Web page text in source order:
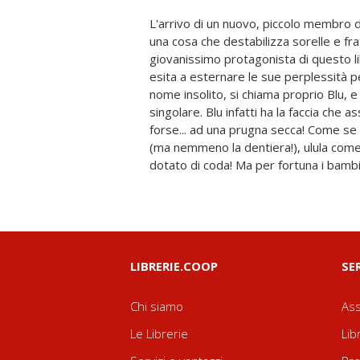
L'arrivo di un nuovo, piccolo membro
una cosa che destabilizza sorelle e
giovanissimo protagonista di questo
esita a esternare le sue perplessità
nome insolito, si chiama proprio Blu,
singolare. Blu infatti ha la faccia che
forse... ad una prugna secca! Come
(ma nemmeno la dentiera!), ulula
dotato di coda! Ma per fortuna i
aggiustano fino a diventare
è un regalo perfetto per ogni neogenitore,
alle prese con fratellini che
fisiologica gelosia al nuovo arrivato
caratteristiche! Andrea Giulia
caratterizzato da un tratto deciso e
del nero, del senape e,
LIBRERIE.COOP
Chi siamo
Le Librerie